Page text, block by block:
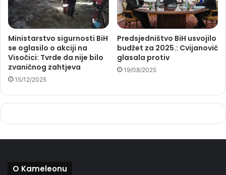
Ministarstvo sigurnosti BiH
se oglasilo o akciji na
Visočici: Tvrde da nije bilo
zvaničnog zahtjeva
15/12/2025
Predsjedništvo BiH usvojilo
budžet za 2025.: Cvijanović
glasala protiv
19/08/2025
O Kameleonu